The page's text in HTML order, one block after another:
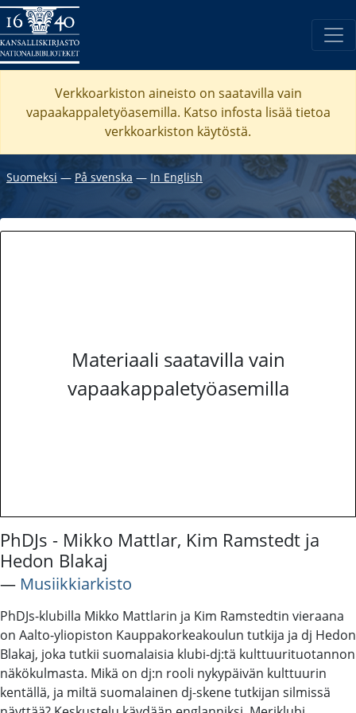
Verkkoarkiston aineisto on saatavilla vain
vapaakappaletyöasemilla. Katso infosta lisää tietoa
verkkoarkiston käytöstä.
Suomeksi ― På svenska ― In English
Materiaali saatavilla vain
vapaakappaletyöasemilla
PhDJs - Mikko Mattlar, Kim Ramstedt ja
Hedon Blakaj
― Musiikkiarkisto
PhDJs-klubilla Mikko Mattlarin ja Kim Ramstedtin vieraana
on Aalto-yliopiston Kauppakorkeakoulun tutkija ja dj Hedon
Blakaj, joka tutkii suomalaisia klubi-dj:tä kulttuurituotannon
näkökulmasta. Mikä on dj:n rooli nykypäivän kulttuurin
kentällä, ja miltä suomalainen dj-skene tutkijan silmissä